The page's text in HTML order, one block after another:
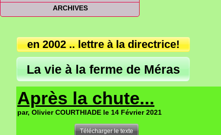
en 2002 .. lettre à la directrice!
La vie à la ferme de Méras
Télécharger le texte
Après la chute...
par, Olivier COURTHIADE le 14 Février 2021
ARCHIVES